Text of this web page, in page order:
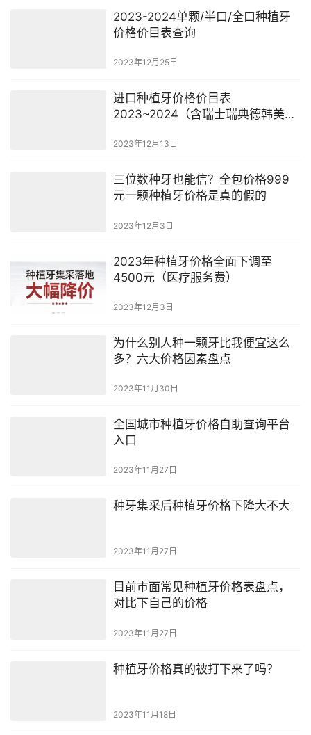
2023-2024单颗/半口/全口种植牙
价格价目表查询
2023年12月25日
进口种植牙价格价目表
2023~2024（含瑞士瑞典德韩美
2023年12月13日
三位数种牙也能信？全包价格999
元一颗种植牙价格是真的假的
2023年12月3日
2023年种植牙价格全面下调至
4500元（医疗服务费）
2023年12月3日
为什么别人种一颗牙比我便宜这么
多？六大价格因素盘点
2023年11月30日
全国城市种植牙价格自助查询平台
入口
2023年11月27日
种牙集采后种植牙价格下降大不大
2023年11月27日
目前市面常见种植牙价格表盘点，
对比下自己的价格
2023年11月27日
种植牙价格真的被打下来了吗？
2023年11月18日